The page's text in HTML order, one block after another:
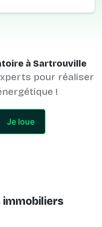
à Sartrouville
pour réaliser
!
Je loue
immobiliers